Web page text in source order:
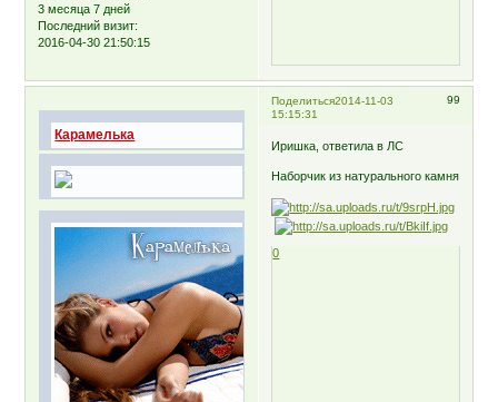
3 месяца 7 дней
Последний визит:
2016-04-30 21:50:15
Поделиться 99
2014-11-03
15:15:31
Карамелька
Иришка, ответила в ЛС
Наборчик из натурального камня
0